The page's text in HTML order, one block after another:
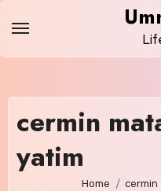
content
cermin
yatim
Home